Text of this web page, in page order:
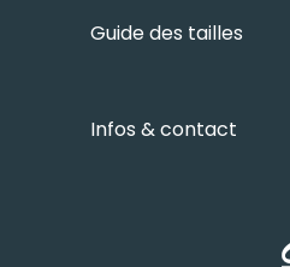
Guide des tailles
Infos & contact